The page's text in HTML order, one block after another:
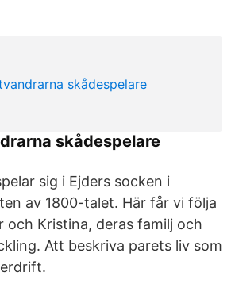
skådespelare
sig i Ejders socken i
av 1800-talet. Här får vi följa
och Kristina, deras familj och
Att beskriva parets liv som